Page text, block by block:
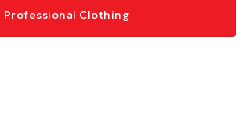
Professional Clothing